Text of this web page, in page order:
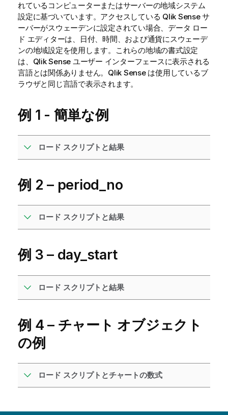
れているコンピューターまたはサーバーの地域システム
設定に基づいています。アクセスしている Qlik Senseサ
ーバーがスウェーデンに設定されてい場合、データ ロー
ド エディターは、日付、時間、および通貨にスウェーデ
ンの地域設定を使用します。これらの地域の書式設定
は、 Qlik Sense ユーザー インターフェースに表示される
言語とは関係ありません。 Qlik Senseは使用しているブ
ラウザと同じ言語で表示されます。
例 1 - 簡単な例
ロード スクリプトと結果
例 2 – period_no
ロード スクリプトと結果
例 3 – day_start
ロード スクリプトと結果
例 4 – チャート オブジェクト
の例
ロード スクリプトとチャートの数式